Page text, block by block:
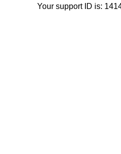
Your support ID is: